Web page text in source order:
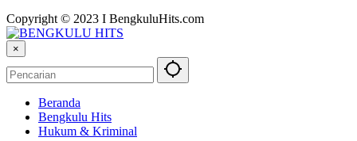
Copyright © 2023 I BengkuluHits.com
×
Beranda
Bengkulu Hits
Hukum & Kriminal